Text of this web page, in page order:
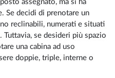
assegnato, ma si ha
Se decidi di prenotare un
reclinabili, numerati e situati
se desideri più spazio
una cabina ad uso
doppie, triple, interne o